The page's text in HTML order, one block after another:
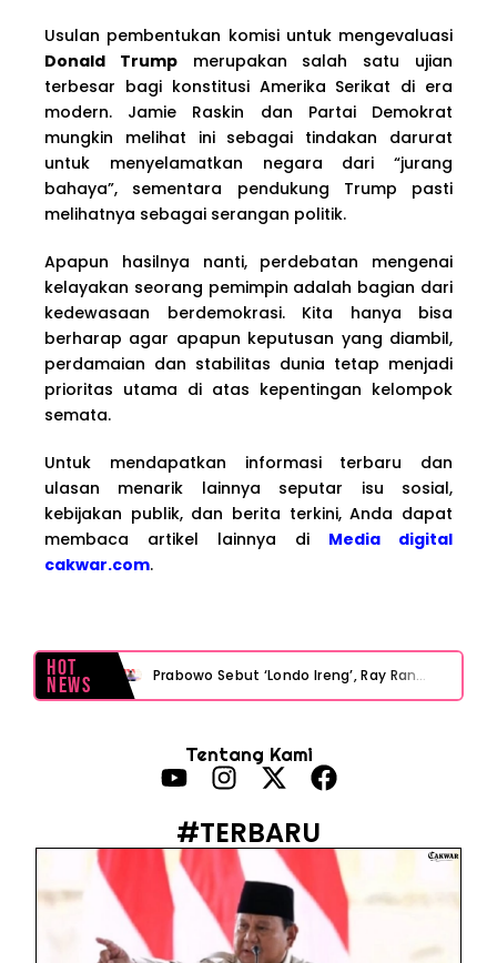
Usulan pembentukan komisi untuk mengevaluasi
Donald Trumpmerupakan salah satu ujian
terbesar bagi konstitusi Amerika Serikat di era
modern. Jamie Raskin dan Partai Demokrat
mungkin melihat ini sebagai tindakan darurat
untuk menyelamatkan negara dari “jurang
bahaya”, sementara pendukung Trump pasti
melihatnya sebagai serangan politik.
Apapun hasilnya nanti, perdebatan mengenai
kelayakan seorang pemimpin adalah bagian dari
kedewasaan berdemokrasi. Kita hanya bisa
berharap agar apapun keputusan yang diambil,
perdamaian dan stabilitas dunia tetap menjadi
prioritas utama di atas kepentingan kelompok
semata.
Untuk mendapatkan informasi terbaru dan
ulasan menarik lainnya seputar isu sosial,
kebijakan publik, dan berita terkini, Anda dapat
membaca artikel lainnya di Media digital
cakwar.com.
Hot
News Prabowo Sebut ‘Londo Ireng’, Ray Rangkuti Desak DPR Bersikap, Ini Ulasan Politiknya
Baterai Apple Watch Cepat Boros? Ini Penyebab dan Cara Mengatasinya
HP Huawei Cepat Panas? Ini Penyebab Utama dan Cara Mengatasinya
HP Realme Kena Air Tidak Bisa Dicas? Jangan Langsung Charge, Ini Solusinya
Tentang Kami
#TERBARU